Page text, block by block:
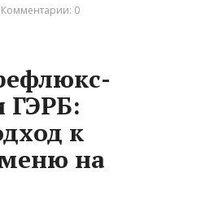
Комментарии: 0
ГЭРБ:
к
на